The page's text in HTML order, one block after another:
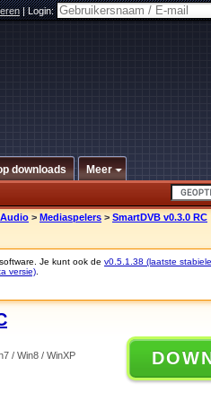
|Login:
downloads Meer
> Mediaspelers > SmartDVB v0.3.0 RC
Je kunt ook de v0.5.1.38 (laatste
versie)
/ Win8 / WinXP